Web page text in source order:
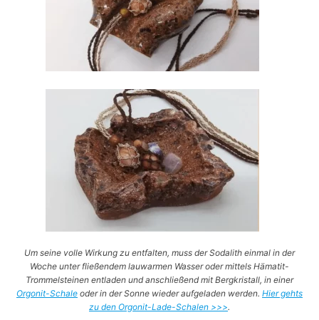
Um seine volle Wirkung zu entfalten, muss der Sodalith einmal in der
Woche unter fließendem lauwarmen Wasser oder mittels Hämatit-
Trommelsteinen entladen und anschließend mit Bergkristall, in einer
Orgonit-Schale oder in der Sonne wieder aufgeladen werden. Hier gehts
zu den Orgonit-Lade-Schalen >>>.